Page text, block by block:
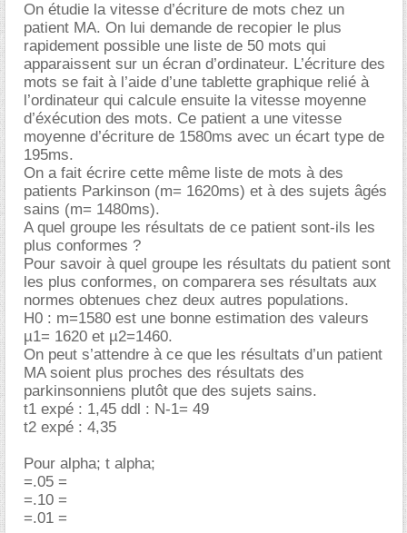
On étudie la vitesse d’écriture de mots chez un
patient MA. On lui demande de recopier le plus
rapidement possible une liste de 50 mots qui
apparaissent sur un écran d’ordinateur. L’écriture des
mots se fait à l’aide d’une tablette graphique relié à
l’ordinateur qui calcule ensuite la vitesse moyenne
d’éxécution des mots. Ce patient a une vitesse
moyenne d’écriture de 1580ms avec un écart type de
195ms.
On a fait écrire cette même liste de mots à des
patients Parkinson (m= 1620ms) et à des sujets âgés
sains (m= 1480ms).
A quel groupe les résultats de ce patient sont-ils les
plus conformes ?
Pour savoir à quel groupe les résultats du patient sont
les plus conformes, on comparera ses résultats aux
normes obtenues chez deux autres populations.
H0 : m=1580 est une bonne estimation des valeurs
µ1= 1620 et µ2=1460.
On peut s’attendre à ce que les résultats d’un patient
MA soient plus proches des résultats des
parkinsonniens plutôt que des sujets sains.
t1 expé : 1,45 ddl : N-1= 49
t2 expé : 4,35
Pour alpha; t alpha;
=.05 =
=.10 =
=.01 =